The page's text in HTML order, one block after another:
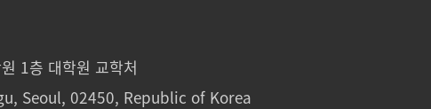
1층 대학원 교학처
Seoul, 02450, Republic of Korea